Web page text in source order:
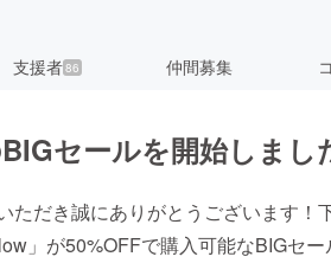
支援者86 仲間募集
セールを開始しまし
ただき誠にありがとうございます！
」が50%OFFで購入可能なBIGセー